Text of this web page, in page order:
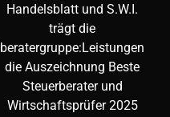
Handelsblatt und S.W.I.
trägt die
beratergruppe:Leistungen
die Auszeichnung Beste
Steuerberater und
Wirtschaftsprüfer 2025